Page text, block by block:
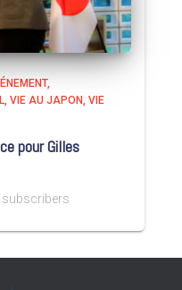
VIE AU JAPON VIE
pour Gilles